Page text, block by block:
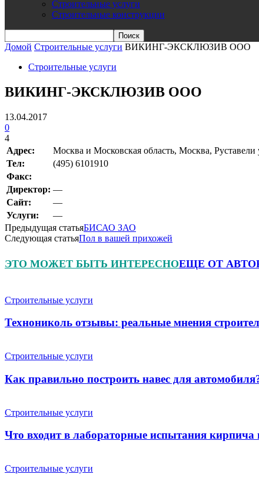
Строительные услуги
Строительные конструкции
Домой Строительные услуги ВИКИНГ-ЭКСКЛЮЗИВ ООО
Строительные услуги
ВИКИНГ-ЭКСКЛЮЗИВ ООО
13.04.2017
0
4
Адрес:
Москва и Московская область, Москва, Руставели
Teл:
(495) 6101910
Факс:
Директор: —
Сайт:
—
Услуги:
—
Предыдущая статьяБИСАО ЗАО
Следующая статьяПол в вашей прихожей
ЭТО МОЖЕТ БЫТЬ ИНТЕРЕСНОЕЩЕ ОТ
Строительные услуги
Технониколь отзывы: реальные мнения
Строительные услуги
Как правильно построить навес для
Строительные услуги
Что входит в лабораторные испытания кирпича
Строительные услуги